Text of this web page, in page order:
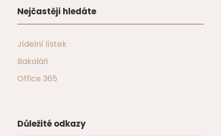
Nejčastěji hledáte
Jídelní lístek
Bakaláři
Office 365
Důležité odkazy